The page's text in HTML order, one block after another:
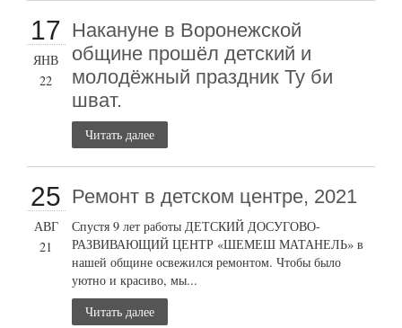
17
ЯНВ
22
Накануне в Воронежской
общине прошёл детский и
молодёжный праздник Ту би
шват.
Читать далее
25
АВГ
21
Ремонт в детском центре, 2021
Спустя 9 лет работы ДЕТСКИЙ ДОСУГОВО-
РАЗВИВАЮЩИЙ ЦЕНТР «ШЕМЕШ МАТАНЕЛЬ» в
нашей общине освежился ремонтом. Чтобы было
уютно и красиво, мы...
Читать далее